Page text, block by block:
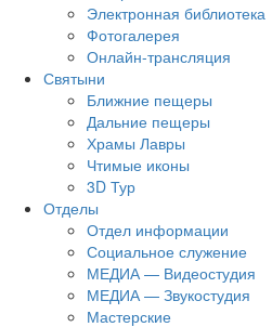
Электронная библиотека
Фотогалерея
Онлайн-трансляция
Святыни
Ближние пещеры
Дальние пещеры
Храмы Лавры
Чтимые иконы
3D Тур
Отделы
Отдел информации
Социальное служение
МЕДИА — Видеостудия
МЕДИА — Звукостудия
Мастерские